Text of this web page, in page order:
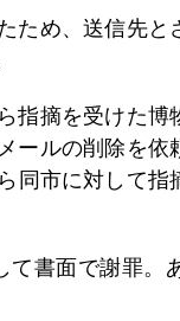
ため、送信先と
指摘を受けた博
ールの削除を依
同市に対して
て書面で謝罪。